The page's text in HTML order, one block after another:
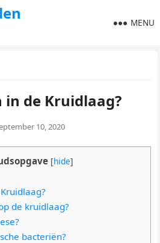
MENU
de Kruidlaag?
10, 2020
[hide]
de kruidlaag?
bacteriën?